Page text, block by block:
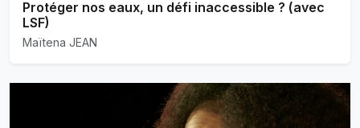
Protéger nos eaux, un défi inaccessible ? (avec
LSF)
Maïtena JEAN